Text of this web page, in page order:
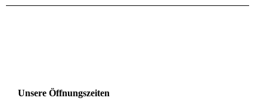
Unsere Öffnungszeiten